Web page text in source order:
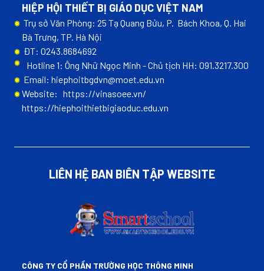
HIỆP HỘI THIẾT BỊ GIÁO DỤC VIỆT NAM
Trụ sở Văn Phòng: 25 Tạ Quang Bửu, P. Bách Khoa, Q. Hai
Bà Trưng, TP. Hà Nội
ĐT: 0243.8684692
Hotline 1: Ông Nhữ Ngọc Minh - Chủ tịch HH: 091.3217.300
Email: hiephoitbgdvn@moet.edu.vn
Website: https://vinasoee.vn/
https://hiephoithietbigiaoduc.edu.vn
LIÊN HỆ BAN BIÊN TẬP WEBSITE
CÔNG TY CỔ PHẦN TRƯỜNG HỌC THÔNG MINH